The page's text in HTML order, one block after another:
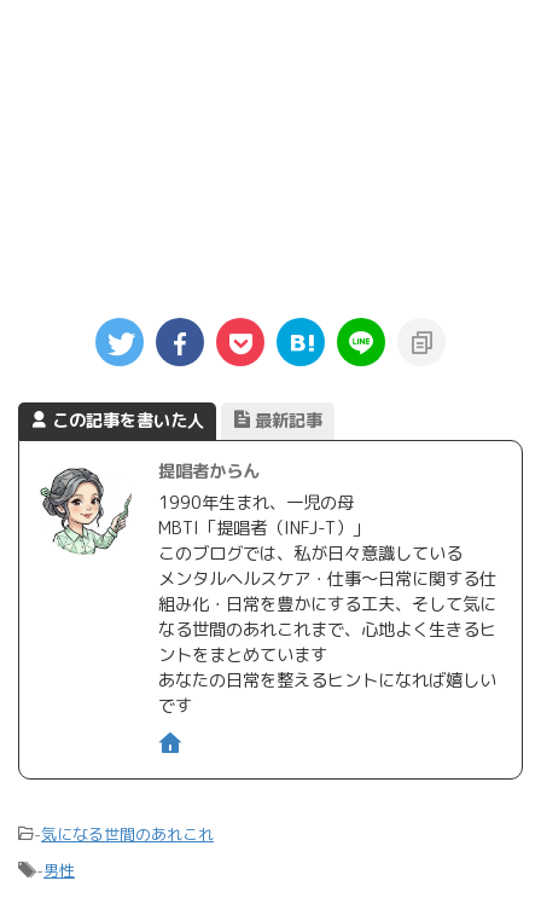
この記事を書いた人 最新記事
提唱者からん
1990年生まれ、一児の母
MBTI「提唱者（INFJ-T）」
このブログでは、私が日々意識している
メンタルヘルスケア・仕事〜日常に関する仕
組み化・日常を豊かにする工夫、そして気に
なる世間のあれこれまで、心地よく生きるヒ
ントをまとめています
あなたの日常を整えるヒントになれば嬉しい
です
-気になる世間のあれこれ
-男性